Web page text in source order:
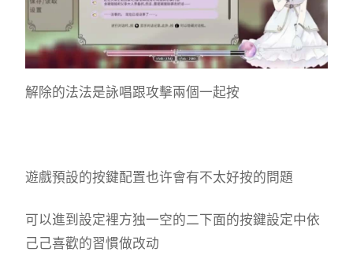
解除的法法是詠唱跟攻擊兩個一起按
遊戲預設的按鍵配置也许會有不太好按的問題
可以進到設定裡方独一空的二下面的按鍵設定中依
己己喜歡的習慣做改动